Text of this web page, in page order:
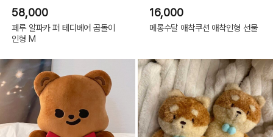
58,000
페루 알파카 퍼 테디베어 곰돌이
인형 M
16,000
메롱수달 애착쿠션 애착인형 선물